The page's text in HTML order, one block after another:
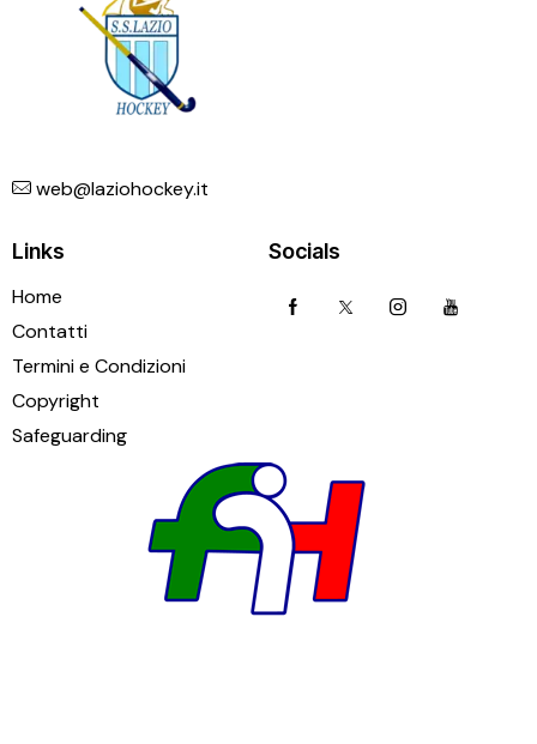
web@laziohockey.it
Links
Home
Contatti
Termini e Condizioni
Copyright
Safeguarding
Socials